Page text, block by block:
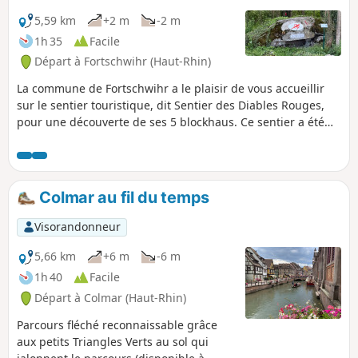
5,59 km
+2 m
-2 m
1h 35
Facile
Départ à Fortschwihr (Haut-Rhin)
La commune de Fortschwihr a le plaisir de vous accueillir
sur le sentier touristique, dit Sentier des Diables Rouges,
pour une découverte de ses 5 blockhaus. Ce sentier a été
2024. ⁠⁠⁠⁠⁠⁠⁠
Colmar au fil du temps
Visorandonneur
5,66 km
+6 m
-6 m
1h 40
Facile
Départ à Colmar (Haut-Rhin)
Parcours fléché reconnaissable grâce
aux petits Triangles Verts au sol qui